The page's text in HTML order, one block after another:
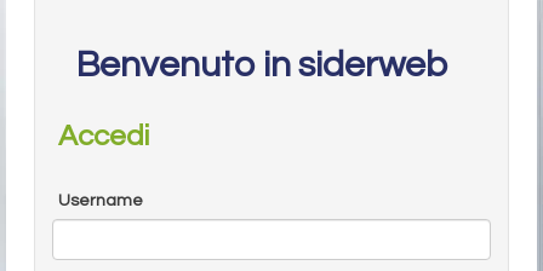
Benvenuto in siderweb
Accedi
Username